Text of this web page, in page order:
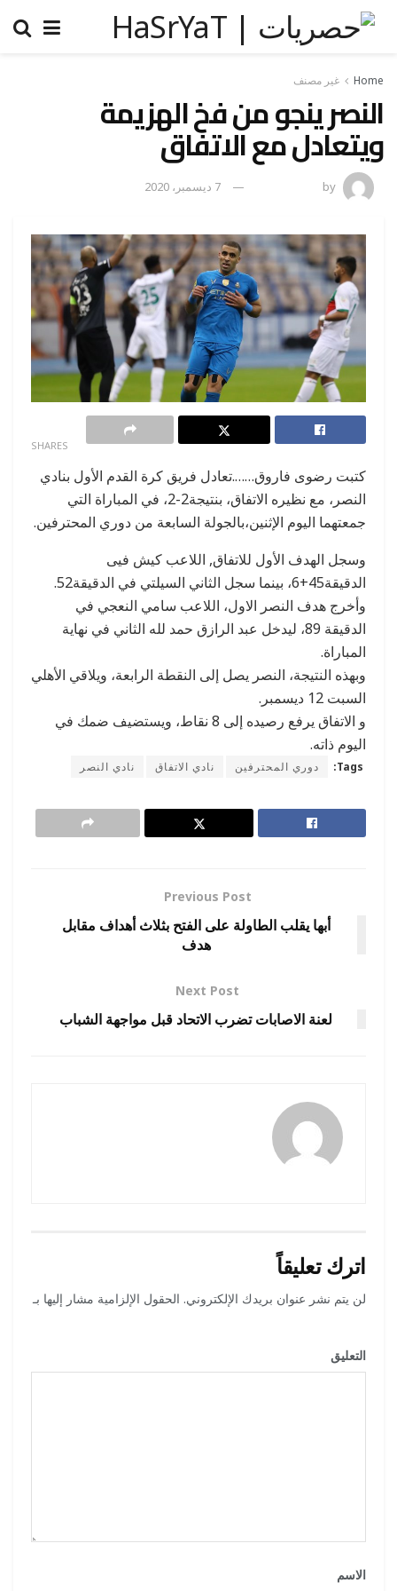
Home غير مصنف
النصر ينجو من فخ الهزيمة
ويتعادل مع الاتفاق
by 7 ديسمبر، 2020
SHARES
كتبت رضوى فاروق…….تعادل فريق كرة القدم الأول بنادي
النصر، مع نظيره الاتفاق، بنتيجة2-2، في المباراة التي
جمعتهما اليوم الإثنين،بالجولة السابعة من دوري المحترفين.
وسجل الهدف الأول للاتفاق, اللاعب كيش فيى
الدقيقة45+6، بينما سجل الثاني السيلتي في الدقيقة52.
وأخرج هدف النصر الاول، اللاعب سامي النعجي في
الدقيقة 89، ليدخل عبد الرازق حمد لله الثاني في نهاية
المباراة.
وبهذه النتيجة، النصر يصل إلى النقطة الرابعة، ويلاقي الأهلي
السبت 12 ديسمبر.
و الاتفاق يرفع رصيده إلى 8 نقاط، ويستضيف ضمك في
اليوم ذاته.
Tags: دوري المحترفين نادي الاتفاق نادي النصر
Previous Post
أبها يقلب الطاولة على الفتح بثلاث أهداف مقابل
هدف
Next Post
لعنة الاصابات تضرب الاتحاد قبل مواجهة الشباب
اترك تعليقاً
لن يتم نشر عنوان بريدك الإلكتروني. الحقول الإلزامية مشار إليها بـ
التعليق
الاسم